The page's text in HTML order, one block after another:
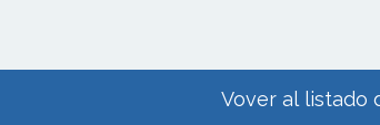
Vover al listado